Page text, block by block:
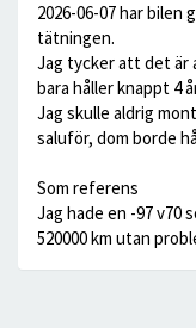
2026-06-07 har bilen
tätningen.
Jag tycker att det är
bara håller knappt 4
Jag skulle aldrig
saluför, dom borde
Som referens
Jag hade en -97 v70
520000 km utan